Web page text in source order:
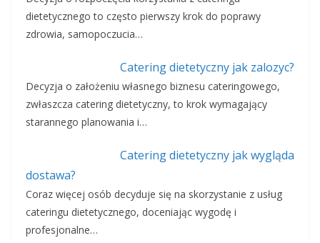
dietetycznego to często pierwszy krok do poprawy
zdrowia, samopoczucia…
Catering dietetyczny jak zalozyc?
Decyzja o założeniu własnego biznesu cateringowego,
zwłaszcza catering dietetyczny, to krok wymagający
starannego planowania i…
Catering dietetyczny jak wygląda
dostawa?
Coraz więcej osób decyduje się na skorzystanie z usług
cateringu dietetycznego, doceniając wygodę i
profesjonalne…